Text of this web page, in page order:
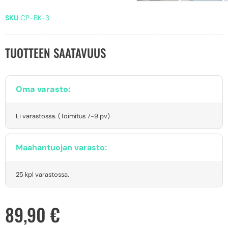
SKU CP-BK-3
TUOTTEEN SAATAVUUS
Oma varasto:
Ei varastossa. (Toimitus 7-9 pv)
Maahantuojan varasto:
25 kpl varastossa.
89,90 €